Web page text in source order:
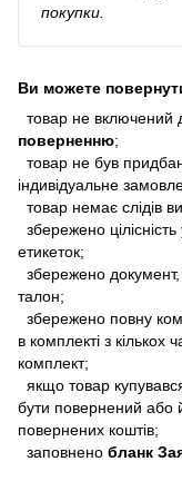
покупки.
Ви можете
товар не включений
поверненню;
товар не був
індивідуальне
товар немає слідів
збережено
етикеток;
збережено документ,
талон;
збережено повну
в комплекті з
комплект;
якщо товар
бути повернений або
повернених коштів;
заповнено бланк